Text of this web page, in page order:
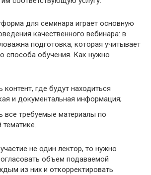
для семинара играет основную
качественного вебинара: в
подготовка, которая учитывает
способа обучения. Как нужно
контент, где будут находиться
и документальная информация;
все требуемые материалы по
тематике.
не один лектор, то нужно
объем подаваемой
из них и откорректировать